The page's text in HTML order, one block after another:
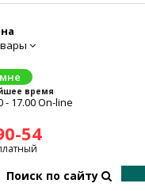
время
- 17.00 On-line
54
Поиск по сайту